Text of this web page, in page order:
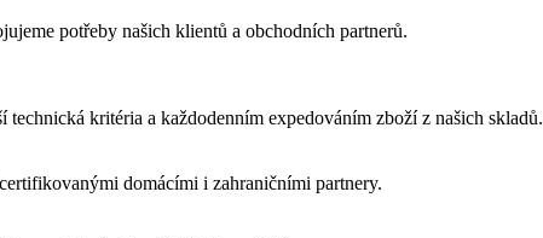
potřeby našich klientů a obchodních partnerů.
kritéria a každodenním expedováním zboží z našich skladů.
domácími i zahraničními partnery.